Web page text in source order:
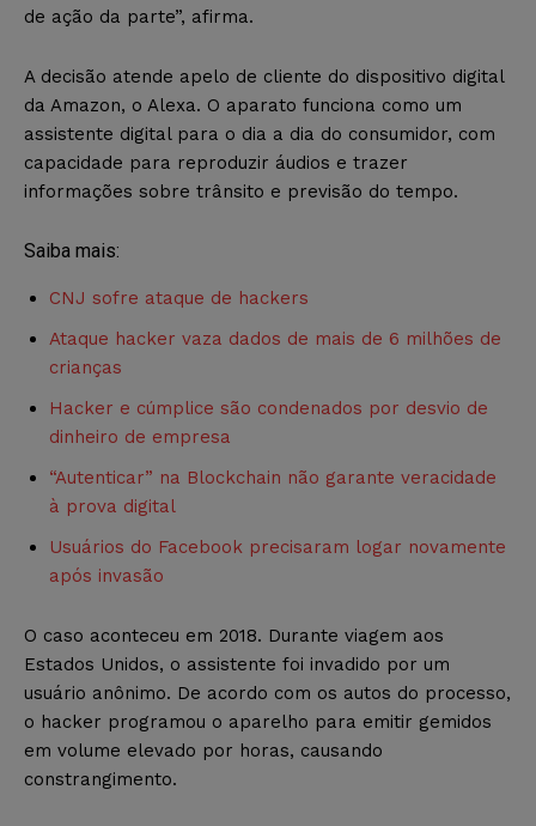
de ação da parte”, afirma.
A decisão atende apelo de cliente do dispositivo digital
da Amazon, o Alexa. O aparato funciona como um
assistente digital para o dia a dia do consumidor, com
capacidade para reproduzir áudios e trazer
informações sobre trânsito e previsão do tempo.
Saiba mais:
CNJ sofre ataque de hackers
Ataque hacker vaza dados de mais de 6 milhões de
crianças
Hacker e cúmplice são condenados por desvio de
dinheiro de empresa
“Autenticar”​ na Blockchain não garante veracidade
à prova digital
Usuários do Facebook precisaram logar novamente
após invasão
O caso aconteceu em 2018. Durante viagem aos
Estados Unidos, o assistente foi invadido por um
usuário anônimo. De acordo com os autos do processo,
o hacker programou o aparelho para emitir gemidos
em volume elevado por horas, causando
constrangimento.